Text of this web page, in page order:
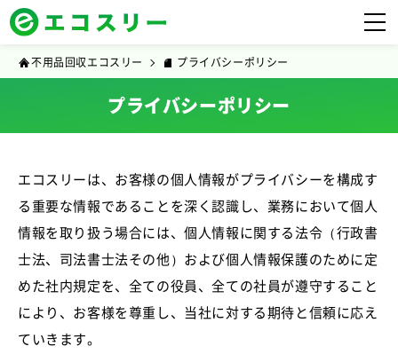
不用品回収エコスリー プライバシーポリシー
プライバシーポリシー
エコスリーは、お客様の個人情報がプライバシーを構成す
る重要な情報であることを深く認識し、業務において個人
情報を取り扱う場合には、個人情報に関する法令（行政書
士法、司法書士法その他）および個人情報保護のために定
めた社内規定を、全ての役員、全ての社員が遵守すること
により、お客様を尊重し、当社に対する期待と信頼に応え
ていきます。